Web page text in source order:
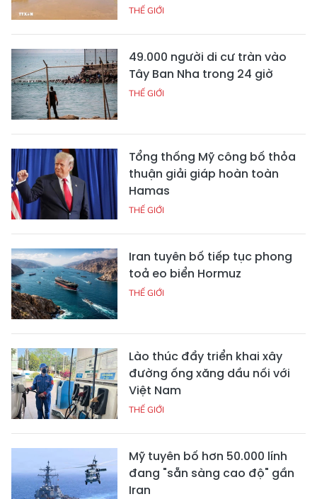
THẾ GIỚI
49.000 người di cư tràn vào
Tây Ban Nha trong 24 giờ
THẾ GIỚI
Tổng thống Mỹ công bố thỏa
thuận giải giáp hoàn toàn
Hamas
THẾ GIỚI
Iran tuyên bố tiếp tục phong
toả eo biển Hormuz
THẾ GIỚI
Lào thúc đẩy triển khai xây
đường ống xăng dầu nối với
Việt Nam
THẾ GIỚI
Mỹ tuyên bố hơn 50.000 lính
đang "sẵn sàng cao độ" gần
Iran